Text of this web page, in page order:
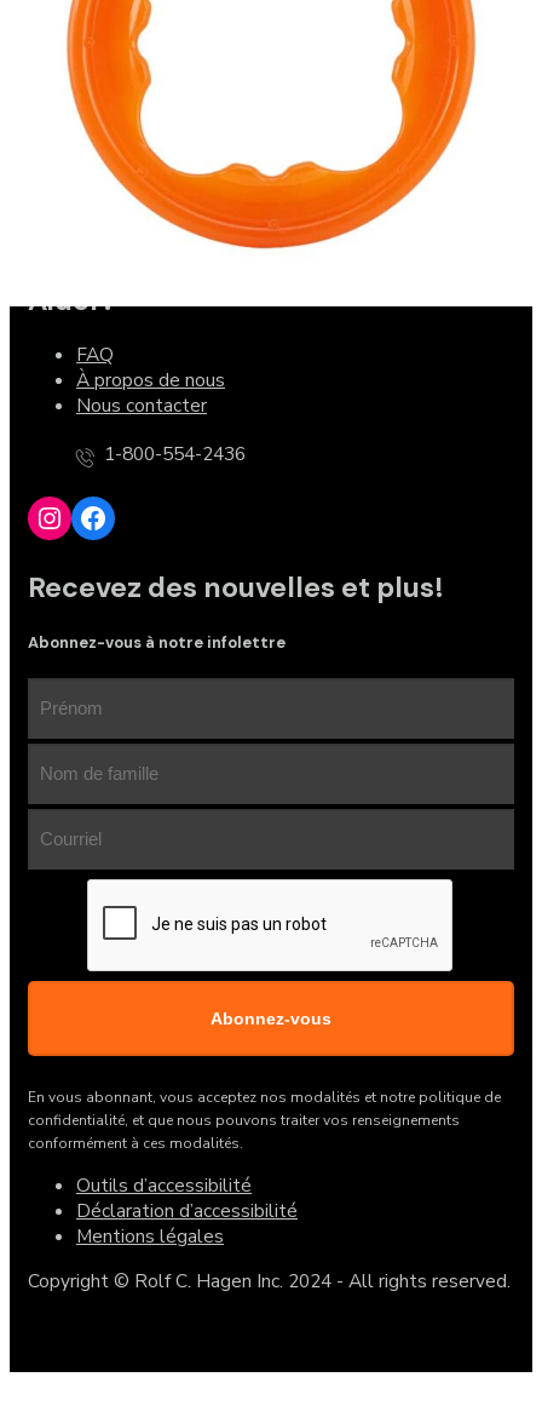
Rolf C. Hagen Inc.
20500, aut. Transcanadienne
Baie d’Urfé, QC, H9X 0A2
Aider?
FAQ
À propos de nous
Nous contacter
1-800-554-2436
Instagram
Facebook
Recevez des nouvelles et plus!
Abonnez-vous à notre infolettre
(Nécessaire)
de
famille
(Nécessaire)
Address
(Nécessaire)
CAPTCHA
En vous abonnant, vous acceptez nos modalités et notre politique de
confidentialité, et que nous pouvons traiter vos renseignements
conformément à ces modalités.
Outils d’accessibilité
Déclaration d’accessibilité
Mentions légales
Copyright © Rolf C. Hagen Inc. 2024 - All rights reserved.